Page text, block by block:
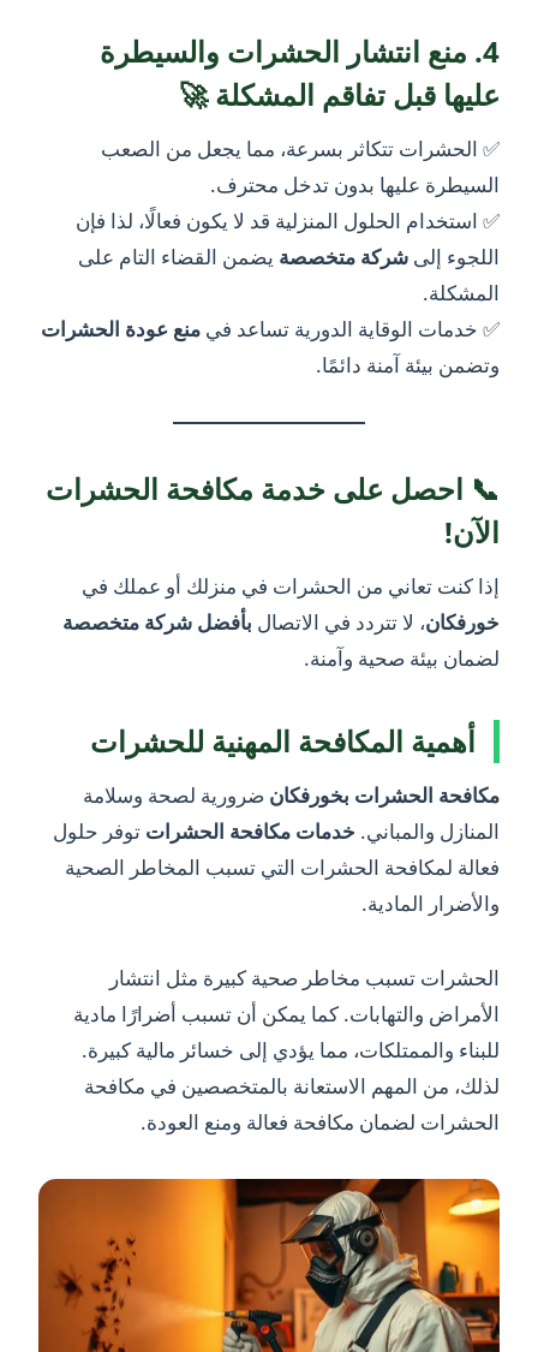
4. منع انتشار الحشرات والسيطرة
عليها قبل تفاقم المشكلة 🚀
✅ الحشرات تتكاثر بسرعة، مما يجعل من الصعب
السيطرة عليها بدون تدخل محترف.
✅ استخدام الحلول المنزلية قد لا يكون فعالًا، لذا فإن
اللجوء إلى شركة متخصصة يضمن القضاء التام على
المشكلة.
✅ خدمات الوقاية الدورية تساعد في منع عودة الحشرات
وتضمن بيئة آمنة دائمًا.
📞 احصل على خدمة مكافحة الحشرات
الآن!
إذا كنت تعاني من الحشرات في منزلك أو عملك في
خورفكان، لا تتردد في الاتصال بأفضل شركة متخصصة
لضمان بيئة صحية وآمنة.
أهمية المكافحة المهنية للحشرات
مكافحة الحشرات بخورفكان ضرورية لصحة وسلامة
المنازل والمباني. خدمات مكافحة الحشرات توفر حلول
فعالة لمكافحة الحشرات التي تسبب المخاطر الصحية
والأضرار المادية.
الحشرات تسبب مخاطر صحية كبيرة مثل انتشار
الأمراض والتهابات. كما يمكن أن تسبب أضرارًا مادية
للبناء والممتلكات، مما يؤدي إلى خسائر مالية كبيرة.
لذلك، من المهم الاستعانة بالمتخصصين في مكافحة
الحشرات لضمان مكافحة فعالة ومنع العودة.